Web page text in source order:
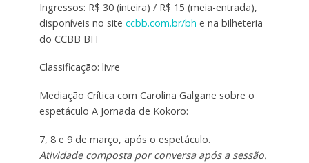
Ingressos: R$ 30 (inteira) / R$ 15 (meia-entrada),
disponíveis no site ccbb.com.br/bh e na bilheteria
do CCBB BH
Classificação: livre
Mediação Crítica com Carolina Galgane sobre o
espetáculo A Jornada de Kokoro:
7, 8 e 9 de março, após o espetáculo.
Atividade composta por conversa após a sessão.